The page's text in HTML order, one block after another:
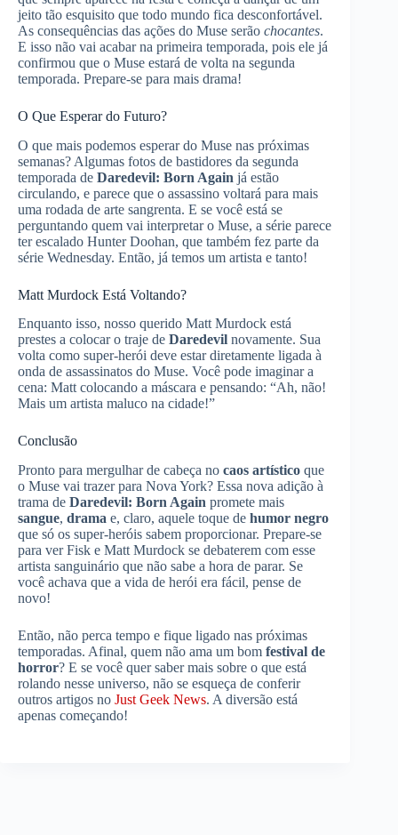
jeito tão esquisito que todo mundo fica desconfortável.
As consequências das ações do Muse serão chocantes.
E isso não vai acabar na primeira temporada, pois ele já
confirmou que o Muse estará de volta na segunda
temporada. Prepare-se para mais drama!
O Que Esperar do Futuro?
O que mais podemos esperar do Muse nas próximas
semanas? Algumas fotos de bastidores da segunda
temporada de Daredevil: Born Again já estão
circulando, e parece que o assassino voltará para mais
uma rodada de arte sangrenta. E se você está se
perguntando quem vai interpretar o Muse, a série parece
ter escalado Hunter Doohan, que também fez parte da
série Wednesday. Então, já temos um artista e tanto!
Matt Murdock Está Voltando?
Enquanto isso, nosso querido Matt Murdock está
prestes a colocar o traje de Daredevil novamente. Sua
volta como super-herói deve estar diretamente ligada à
onda de assassinatos do Muse. Você pode imaginar a
cena: Matt colocando a máscara e pensando: “Ah, não!
Mais um artista maluco na cidade!”
Conclusão
Pronto para mergulhar de cabeça no caos artístico que
o Muse vai trazer para Nova York? Essa nova adição à
trama de Daredevil: Born Again promete mais
sangue, drama e, claro, aquele toque de humor negro
que só os super-heróis sabem proporcionar. Prepare-se
para ver Fisk e Matt Murdock se debaterem com esse
artista sanguinário que não sabe a hora de parar. Se
você achava que a vida de herói era fácil, pense de
novo!
Então, não perca tempo e fique ligado nas próximas
temporadas. Afinal, quem não ama um bom festival de
horror? E se você quer saber mais sobre o que está
rolando nesse universo, não se esqueça de conferir
outros artigos no Just Geek News. A diversão está
apenas começando!